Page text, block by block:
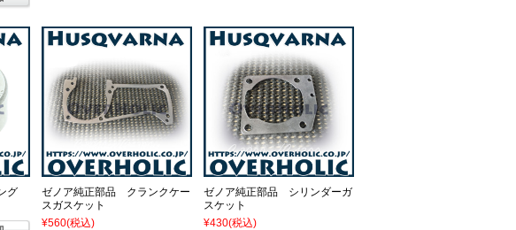
グ
ゼノア純正部品 クランクケー
スガスケット
¥560(税込)
ゼノア純正部品 シリンダーガ
スケット
¥430(税込)